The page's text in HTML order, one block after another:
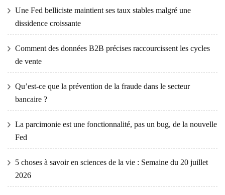
Une Fed belliciste maintient ses taux stables malgré une
dissidence croissante
Comment des données B2B précises raccourcissent les cycles
de vente
Qu’est-ce que la prévention de la fraude dans le secteur
bancaire ?
La parcimonie est une fonctionnalité, pas un bug, de la nouvelle
Fed
5 choses à savoir en sciences de la vie : Semaine du 20 juillet
2026